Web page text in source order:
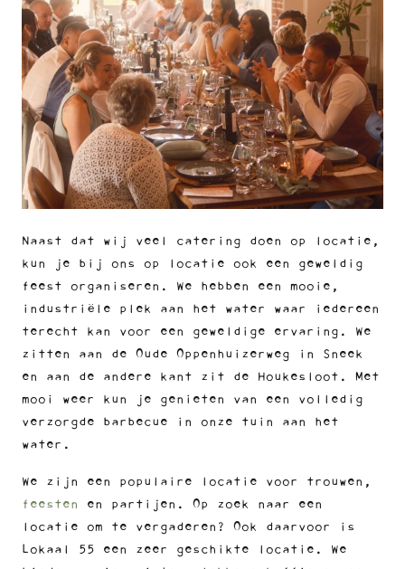
Naast dat wij veel catering doen op locatie,
kun je bij ons op locatie ook een geweldig
feest organiseren. We hebben een mooie,
industriële plek aan het water waar iedereen
terecht kan voor een geweldige ervaring. We
zitten aan de Oude Oppenhuizerweg in Sneek
en aan de andere kant zit de Houkesloot. Met
mooi weer kun je genieten van een volledig
verzorgde barbecue in onze tuin aan het
water.
We zijn een populaire locatie voor trouwen,
feesten
en partijen. Op zoek naar een
locatie om te vergaderen? Ook daarvoor is
Lokaal 55 een zeer geschikte locatie. We